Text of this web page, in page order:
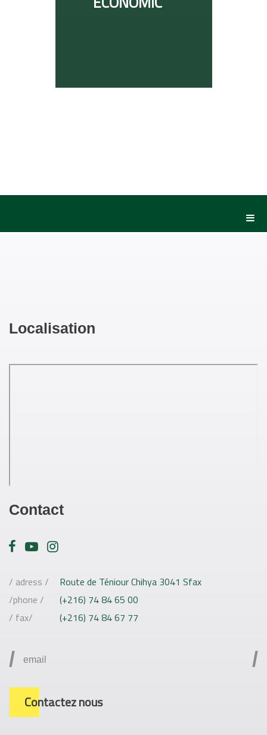
Localisation
Contact
/ adress /
Route de Téniour Chihya 3041 Sfax
/phone /
(+216) 74 84 65 00
/ fax/
(+216) 74 84 67 77
/ /
Contactez nous